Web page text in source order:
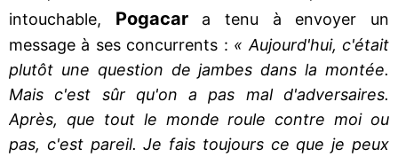
intouchable, Pogacara tenu à envoyer un
message à ses concurrents : « Aujourd'hui, c'était
plutôt une question de jambes dans la montée.
Mais c'est sûr qu'on a pas mal d'adversaires.
Après, que tout le monde roule contre moi ou
pas, c'est pareil. Je fais toujours ce que je peux